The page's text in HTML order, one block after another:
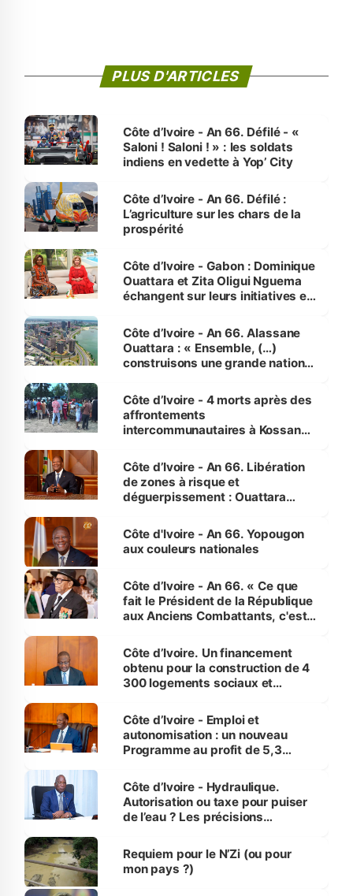
PLUS D'ARTICLES
Côte d’Ivoire - An 66. Défilé - «
Saloni ! Saloni ! » : les soldats
indiens en vedette à Yop’ City
Côte d’Ivoire - An 66. Défilé :
L’agriculture sur les chars de la
prospérité
Côte d’Ivoire - Gabon : Dominique
Ouattara et Zita Oligui Nguema
échangent sur leurs initiatives en
enfants
Côte d’Ivoire - An 66. Alassane
Ouattara : « Ensemble, (…)
construisons une grande nation
générations futures »
Côte d’Ivoire - 4 morts après des
affrontements
intercommunautaires à Kossandji
milieu des sinistrés
Côte d’Ivoire - An 66. Libération
de zones à risque et
déguerpissement : Ouattara
l'Etat de droit pour préserver les
vies humaines »
Côte d'Ivoire - An 66. Yopougon
aux couleurs nationales
Côte d’Ivoire - An 66. « Ce que
fait le Président de la République
aux Anciens Combattants, c'est
Côte d’Ivoire. Un financement
obtenu pour la construction de 4
300 logements sociaux et
et Yamoussoukro
Côte d’Ivoire - Emploi et
autonomisation : un nouveau
Programme au profit de 5,3
Côte d’Ivoire - Hydraulique.
Autorisation ou taxe pour puiser
de l’eau ? Les précisions
Requiem pour le N’Zi (ou pour
mon pays ?)